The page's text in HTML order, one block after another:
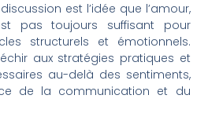
est l’idée que l’amour,
pas toujours suffisant pour
structurels et émotionnels.
aux stratégies pratiques et
au-delà des sentiments,
de la communication et du